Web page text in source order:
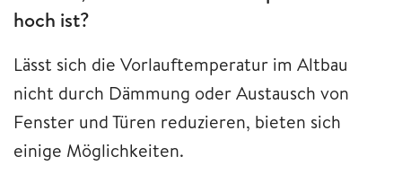
hoch ist?
Lässt sich die Vorlauftemperatur im Altbau
nicht durch Dämmung oder Austausch von
Fenster und Türen reduzieren, bieten sich
einige Möglichkeiten.